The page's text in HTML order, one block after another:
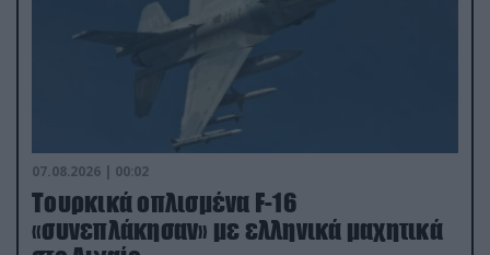
07.08.2026 | 00:02
Τουρκικά οπλισμένα F-16
«συνεπλάκησαν» με ελληνικά μαχητικά